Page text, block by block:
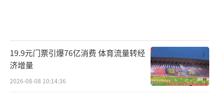
19.9元门票引爆76亿消费 体育流量转经
济增量
2026-08-08 10:14:36